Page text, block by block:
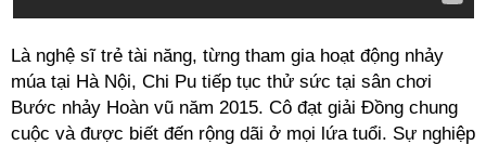
Là nghệ sĩ trẻ tài năng, từng tham gia hoạt động nhảy
múa tại Hà Nội, Chi Pu tiếp tục thử sức tại sân chơi
Bước nhảy Hoàn vũ năm 2015. Cô đạt giải Đồng chung
cuộc và được biết đến rộng dãi ở mọi lứa tuổi. Sự nghiệp